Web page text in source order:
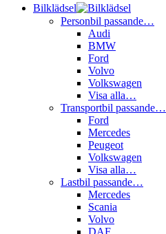
Bilklädsel
Personbil passande…
Audi
BMW
Ford
Volvo
Volkswagen
Visa alla…
Transportbil passande…
Ford
Mercedes
Peugeot
Volkswagen
Visa alla…
Lastbil passande…
Mercedes
Scania
Volvo
DAF